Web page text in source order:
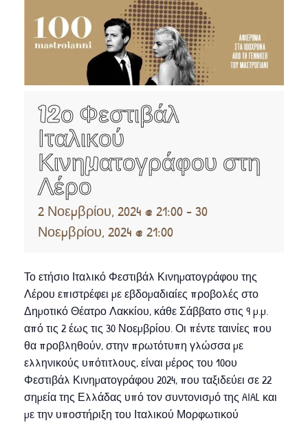
12ο Φεστιβάλ
Ιταλικού
Κινηματογράφου στη
Λέρο
2 Νοεμβρίου, 2024 @ 21:00- 30
Νοεμβρίου, 2024 @ 21:00
Το ετήσιο Ιταλικό Φεστιβάλ Κινηματογράφου της
Λέρου επιστρέφει με εβδομαδιαίες προβολές στο
Δημοτικό Θέατρο Λακκίου, κάθε Σάββατο στις 9 μ.μ.
από τις 2 έως τις 30 Νοεμβρίου. Οι πέντε ταινίες που
θα προβληθούν, στην πρωτότυπη γλώσσα με
ελληνικούς υπότιτλους, είναι μέρος του 10ου
Φεστιβάλ Κινηματογράφου 2024, που ταξιδεύει σε 22
σημεία της Ελλάδας υπό τον συντονισμό της AIAL και
με την υποστήριξη του Ιταλικού Μορφωτικού